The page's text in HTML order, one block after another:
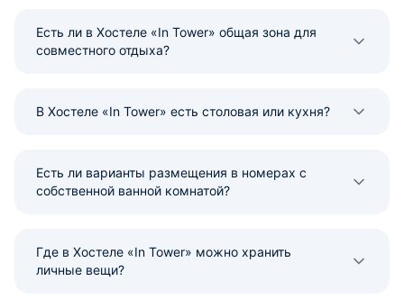
Есть ли в Хостеле «In Tower» общая зона для
совместного отдыха?
В Хостеле «In Tower» есть столовая или кухня?
Есть ли варианты размещения в номерах с
собственной ванной комнатой?
Где в Хостеле «In Tower» можно хранить
личные вещи?